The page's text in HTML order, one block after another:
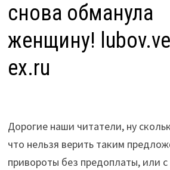
снова обманула
женщину!
ex.ru
Дорогие наши читатели, ну
что нельзя верить таким
привороты без предоплаты, или